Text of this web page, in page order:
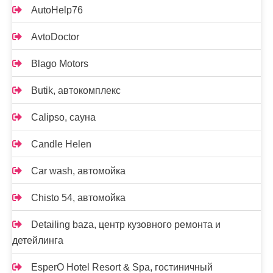
AutoHelp76
AvtoDoctor
Blago Motors
Butik, автокомплекс
Calipso, сауна
Candle Helen
Car wash, автомойка
Chisto 54, автомойка
Detailing baza, центр кузовного ремонта и
детейлинга
EsperO Hotel Resort & Spa, гостиничный